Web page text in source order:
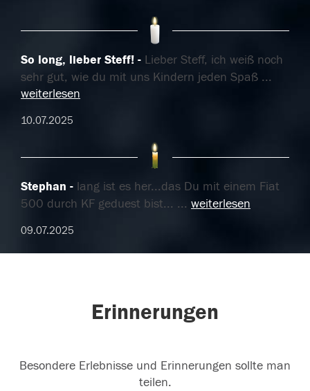
So long, lieber Steff!
Lieber Steff, ich weiß noch
sehr gut, wie du mit uns Kindern jeden Spaß ...
weiterlesen
10.07.2025
Stephan
lang ist es her...das Du mit einem Fiat
500 durch KF geduest bist... ... weiterlesen
09.07.2025
Erinnerungen
Besondere Erlebnisse und Erinnerungen sollte man
teilen.